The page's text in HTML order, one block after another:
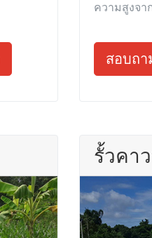
ความสูงจา
สอบถา
รั้วคา